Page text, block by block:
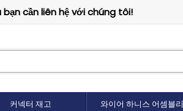
cần liên hệ với chúng tôi!
커넥터 재고 와이어 하니스 어셈블리